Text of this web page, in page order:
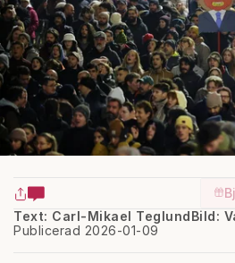
Text: Carl-Mikael Teglund
Publicerad 2026-01-09
Bild: